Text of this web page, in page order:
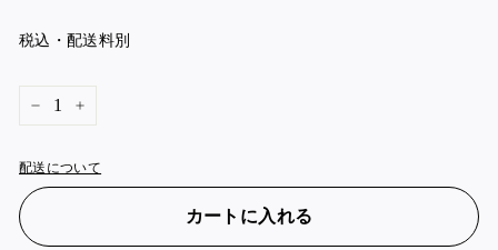
税込・配送料別
配送について
カートに入れる